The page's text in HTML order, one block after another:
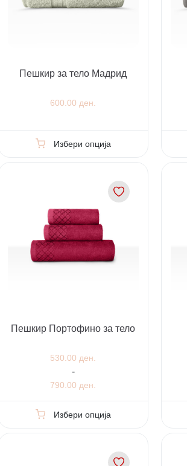
Пешкир за тело Мадрид
600.00 ден.
Избери опција
Пешкир Портофино за тело
530.00 ден.
-
790.00 ден.
Избери опција